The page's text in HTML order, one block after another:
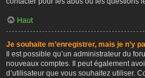
Haut
Je souhaite m’enregistrer, mais je n’y
Il est possible qu’un administrateur du
nouveaux comptes. Il peut également
d’utilisateur que vous souhaitez utiliser.